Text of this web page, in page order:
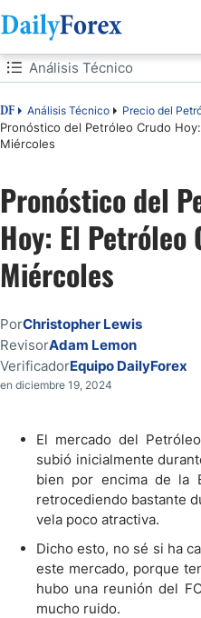
Tabla de contenidos
DF Análisis Técnico Precio del
Pronóstico del Petróleo Crudo
Miércoles
Análisis Técnico
Análisis Técnico
Pronóstico del
Hoy: El Petróleo
Miércoles
PorChristopher Lewis
RevisorAdam Lemon
VerificadorEquipo DailyForex
en diciembre 19, 2024
El mercado del
subió inicialmente
bien por encima de la
retrocediendo bastante
vela poco atractiva.
Dicho esto, no sé si ha
este mercado, porque
hubo una reunión del
mucho ruido.